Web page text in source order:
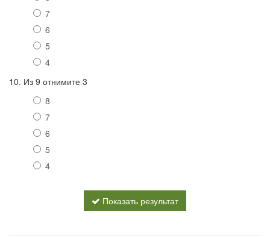
7
6
5
4
10. Из 9 отнимите 3
8
7
6
5
4
Показать результат